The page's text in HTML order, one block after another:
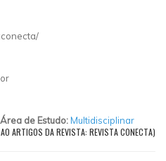
Área de Estudo:Multidisciplinar
ARTIGOS DA REVISTA: REVISTA CONECTA)